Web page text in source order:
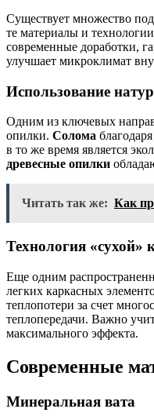
Существует множество
те материалы и
современные доработки,
улучшает микроклимат
Использование
Одним из ключевых
опилки. Солома
в то же время является
древесные опилки
Читать так же: Как
Технология «сухой»
Еще одним
легких каркасных
теплопотери за счет
теплопередачи. Важно
максимального эффекта.
Современные
Минеральная вата